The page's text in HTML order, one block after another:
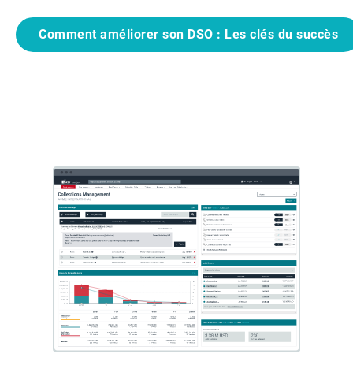
Comment améliorer son DSO : Les clés du succès